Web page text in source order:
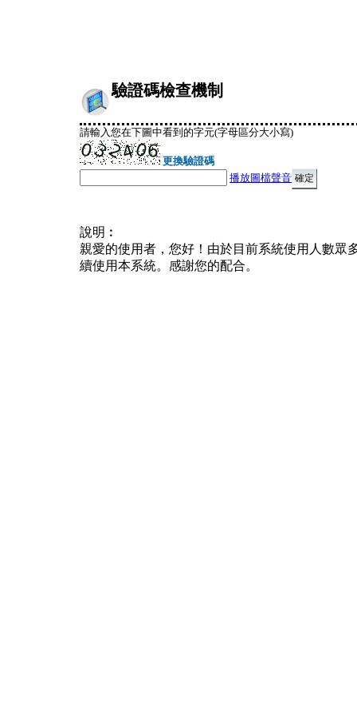
驗證碼檢查機制
請輸入您在下圖中看到的字元(字母區分大小寫)
更換驗證碼
播放圖檔聲音
說明︰
親愛的使用者，您好！由於目前系統使用人數眾
續使用本系統。感謝您的配合。